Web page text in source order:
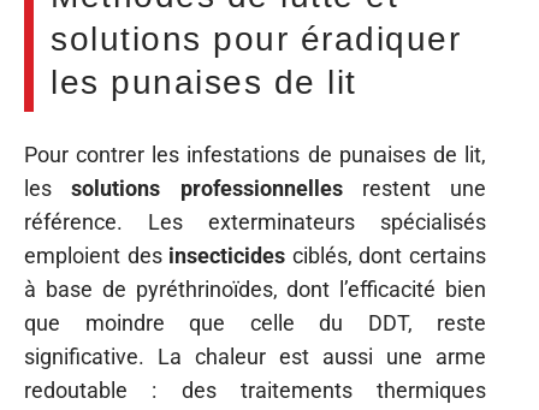
solutions pour éradiquer
les punaises de lit
Pour contrer les infestations de punaises de lit,
lessolutions professionnellesrestent une
référence. Les exterminateurs spécialisés
emploient des insecticides ciblés, dont certains
à base de pyréthrinoïdes, dont l’efficacité bien
que moindre que celle du DDT, reste
significative. La chaleur est aussi une arme
redoutable : des traitements thermiques